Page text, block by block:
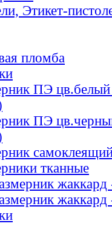
Этикет-
пломба
ПЭ цв.белый
ПЭ
тканные